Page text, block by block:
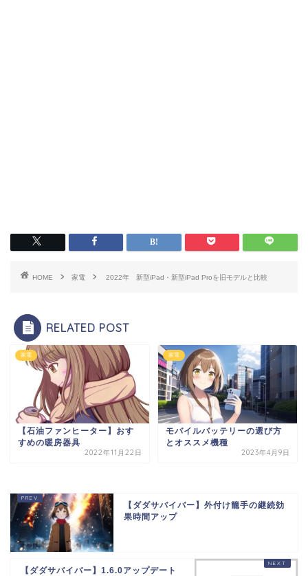
HOME 家電 2022年 新型iPad・新型iPad Proを旧モデルと比較
RELATED POST
家電
【石油ファンヒーター】おす
すめの暖房器具
2022年11月22日
家電
モバイルバッテリーの選び方
とオススメ機種
2023年4月9日
【ダダサバイバー】外付け籠手の継続効
果時間アップ
【ダダサバイバー】1.6.0アップデート